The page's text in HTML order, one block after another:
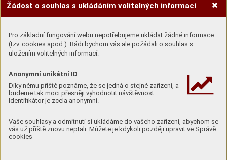
Žádost o souhlas s ukládáním volitelných informací
Pro základní fungování webu nepotřebujeme ukládat žádné informace
(tzv. cookies apod.). Rádi bychom vás ale požádali o souhlas s
uložením volitelných informací:
Anonymní unikátní ID
Díky němu příště poznáme, že se jedná o stejné zařízení, a
budeme tak moci přesněji vyhodnotit návštěvnost.
Identifikátor je zcela anonymní.
Vaše souhlasy a odmítnutí si ukládáme do vašeho zařízení, abychom se
vás už příště znovu neptali. Můžete je kdykoli později upravit ve Správě
cookies
Hravé úkoly se zvířátky
Úkoly si buďstáhni (pdf) a vytiskninebo si lámej
6 Vyprávění o kozorožcích kavkazských